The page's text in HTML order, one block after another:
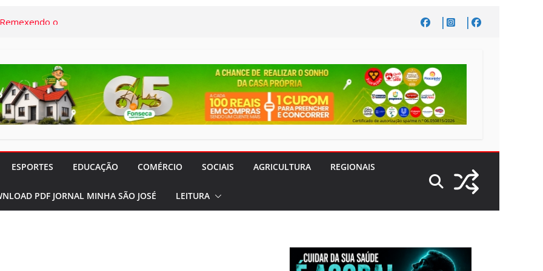
da Saúde e
Pardo
o
“Vozes
serão lançados
Rio Pardo
feriados nos
ESPORTES EDUCAÇÃO COMÉRCIO SOCIAIS AGRICULTURA REGIONAIS
PDF JORNAL MINHA SÃO JOSÉ LEITURA